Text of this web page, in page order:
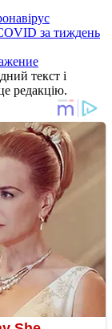
за тиждень
текст і
редакцію.